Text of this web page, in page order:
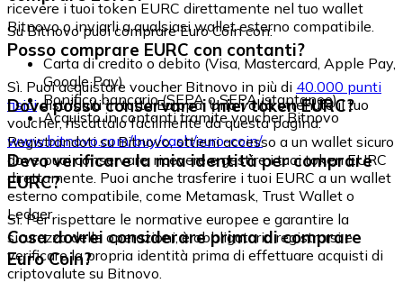
ricevere i tuoi token EURC direttamente nel tuo wallet
Bitnovo o inviarli a qualsiasi wallet esterno compatibile.
Su Bitnovo puoi comprare Euro Coin con:
Carta di credito o debito (Visa, Mastercard, Apple Pay,
Google Pay)
Bonifico bancario (SEPA o SEPA istantaneo)
Acquisto in contanti tramite voucher Bitnovo
Posso comprare EURC con contanti?
Sì. Puoi acquistare voucher Bitnovo in più di 40.000 punti
fisicidistribuiti in tutta Europa. Una volta ottenuto il tuo
voucher, riscattalo facilmente da questa pagina:
www.bitnovo.com/buy/cash/euro-coin/
Dove posso conservare i miei token EURC?
Registrandoti su Bitnovo, ottieni accesso a un wallet sicuro
dove puoi conservare, ricevere e gestire i tuoi token EURC
direttamente. Puoi anche trasferire i tuoi EURC a un wallet
esterno compatibile, come Metamask, Trust Wallet o
Ledger.
Devo verificare la mia identità per comprare
EURC?
Sì. Per rispettare le normative europee e garantire la
sicurezza delle operazioni, è obbligatorio registrarsi e
verificare la propria identità prima di effettuare acquisti di
criptovalute su Bitnovo.
Cosa dovrei considerare prima di comprare
Euro Coin?